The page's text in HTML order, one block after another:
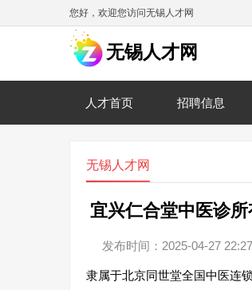
您好，欢迎您访问无锡人才网
无锡人才网
人才首页 招聘信息
无锡人才网
宜兴仁合堂中医诊所
发布时间：2025-04-27
隶属于北京同世堂全国中医连